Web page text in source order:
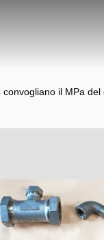
il MPa